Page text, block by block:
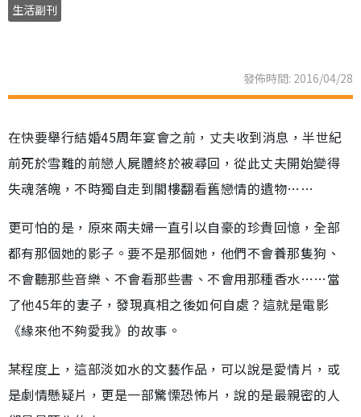
生活副刊
發佈時間: 2016/04/28
在快要舉行結婚45周年宴會之前，丈夫收到消息，半世紀
前死於雪難的前戀人屍體終於被尋回，從此丈夫開始變得
失魂落魄，不時獨自走到閣樓翻看舊戀情的遺物……
更可怕的是，原來兩夫婦一直引以自豪的珍貴回憶，全部
都有那個她的影子。要不是那個她，他們不會養那隻狗、
不會聽那些音樂、不會看那些書、不會用那種香水……當
了他45年的妻子，發現真相之後如何自處？這就是電影
《緣來他不夠愛我》的故事。
某程度上，這部淡如水的文藝作品，可以說是愛情片，或
是劇情懸疑片，更是一部驚慄恐怖片，說的是最親密的人